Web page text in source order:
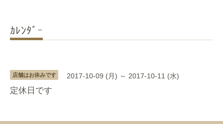
ｶﾚﾝﾀﾞｰ
店舗はお休みです 2017-10-09 (月) ～ 2017-10-11 (水)
定休日です